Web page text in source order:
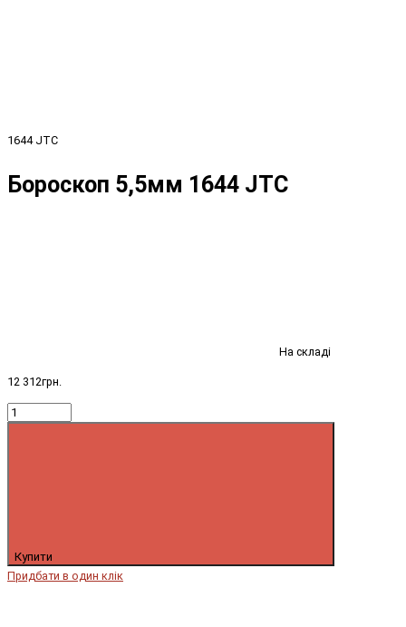
1644 JTC
Бороскоп 5,5мм 1644 JTC
На складі
12 312грн.
Купити
Придбати в один клік